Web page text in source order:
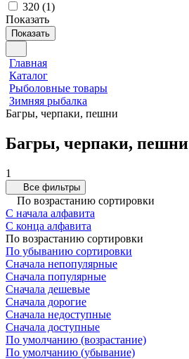
320 (1)
Показать
Показать
Главная
Каталог
Рыболовные товары
Зимняя рыбалка
Багры, черпаки, пешни
Багры, черпаки, пешни
1
Все фильтры
По возрастанию сортировки
С начала алфавита
С конца алфавита
По возрастанию сортировки
По убыванию сортировки
Сначала непопулярные
Сначала популярные
Сначала дешевые
Сначала дорогие
Сначала недоступные
Сначала доступные
По умолчанию (возрастание)
По умолчанию (убывание)